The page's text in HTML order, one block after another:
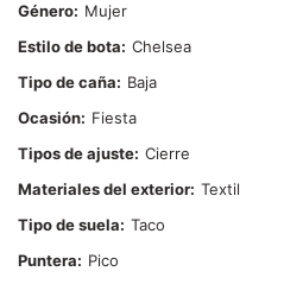
Género
Mujer
Estilo de bota
Chelsea
Tipo de caña
Baja
Ocasión
Fiesta
Tipos de ajuste Cierre
Materiales del exterior Textil
Tipo de suela
Taco
Puntera
Pico